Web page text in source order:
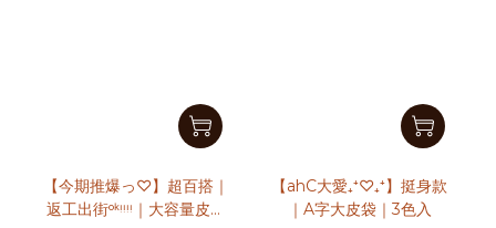
【今期推爆っ♡】超百搭｜
返工出街ᵒᵏᵎᵎᵎᵎ｜大容量皮袋
【ahC大愛₊⁺♡₊⁺】挺身款
｜A字大皮袋｜3色入